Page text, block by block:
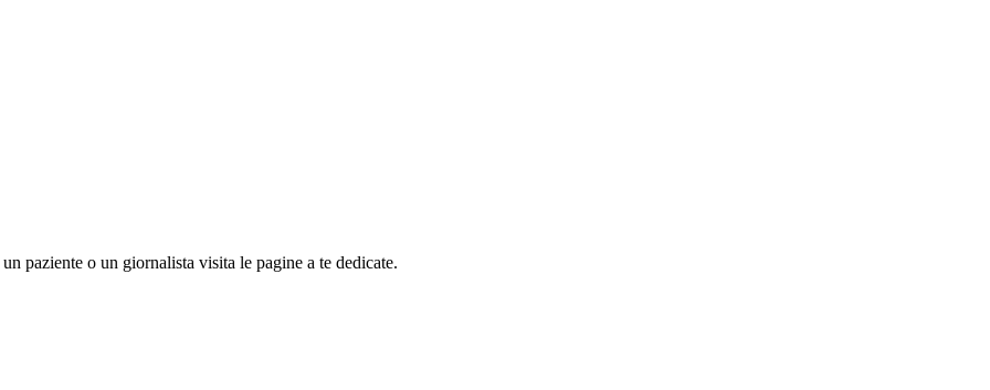
paziente o un giornalista visita le pagine a te dedicate.